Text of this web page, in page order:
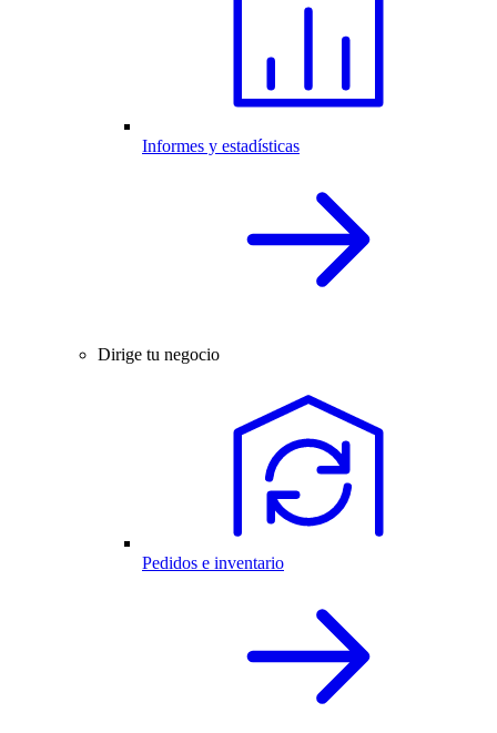
Informes y estadísticas
Dirige tu negocio
Pedidos e inventario